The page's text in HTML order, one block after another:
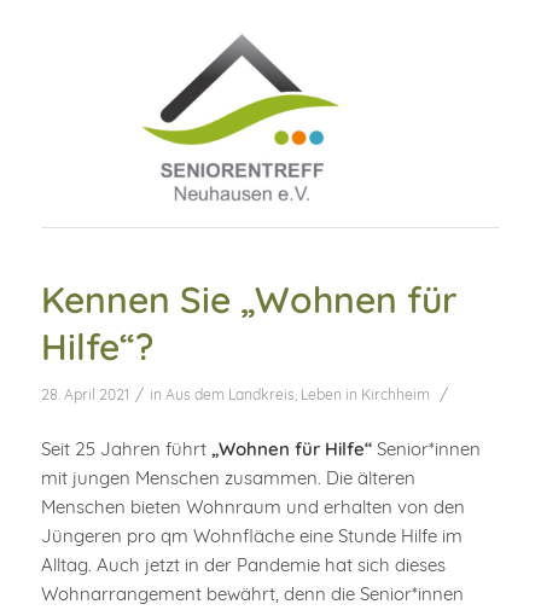
Kennen Sie „Wohnen für
Hilfe“?
28. April 2021 / in Aus dem Landkreis, Leben in Kirchheim /
Seit 25 Jahren führt „Wohnen für Hilfe“Senior*innen
mit jungen Menschen zusammen. Die älteren
Menschen bieten Wohnraum und erhalten von den
Jüngeren pro qm Wohnfläche eine Stunde Hilfe im
Alltag. Auch jetzt in der Pandemie hat sich dieses
Wohnarrangement bewährt, denn die Senior*innen